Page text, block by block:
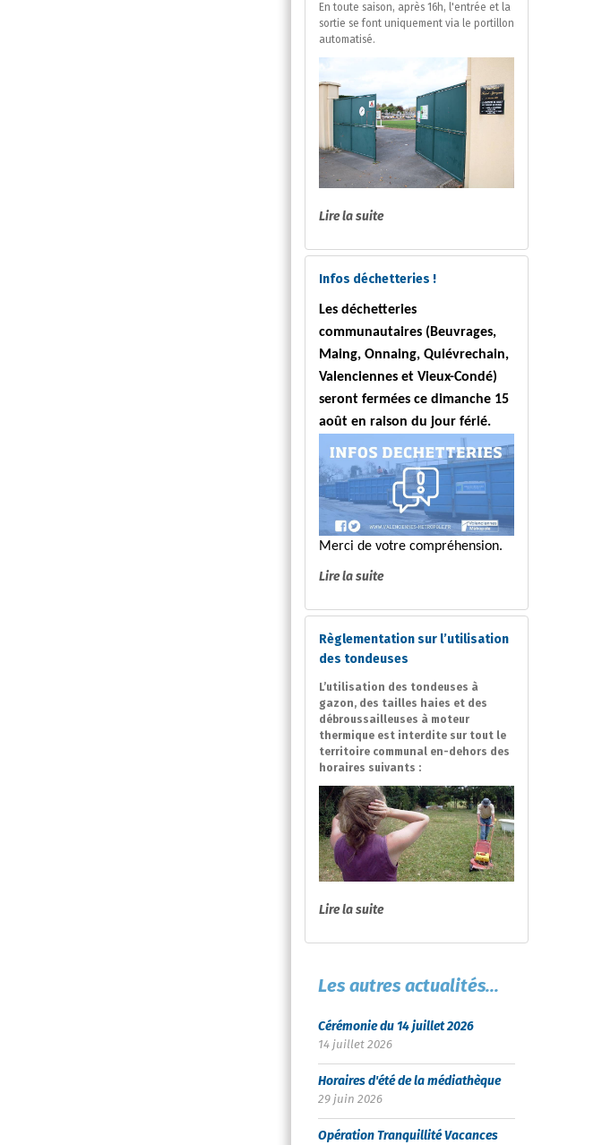
En toute saison, après 16h, l'entrée et la
sortie se font uniquement via le portillon
automatisé.
Lire la suite
Infos déchetteries !
Les déchetteries
communautaires (Beuvrages,
Maing, Onnaing, Quiévrechain,
Valenciennes et Vieux-Condé)
seront fermées ce dimanche 15
août en raison du jour férié.
Merci de votre compréhension.
Lire la suite
Règlementation sur l’utilisation
des tondeuses
L’utilisation des tondeuses à
gazon, des tailles haies et des
débroussailleuses à moteur
thermique est interdite sur tout le
territoire communal en-dehors des
horaires suivants :
Lire la suite
Les autres actualités...
Cérémonie du 14 juillet 2026
14 juillet 2026
Horaires d'été de la médiathèque
29 juin 2026
Opération Tranquillité Vacances